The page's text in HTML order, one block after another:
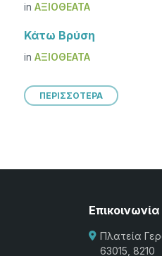
inΑΞΙΟΘΈΑΤΑ
Κάτω Βρύση
inΑΞΙΟΘΈΑΤΑ
ΠΕΡΙΣΣΟΤΕΡΑ
Επικοινωνία
Πλατεία
63015, 8210